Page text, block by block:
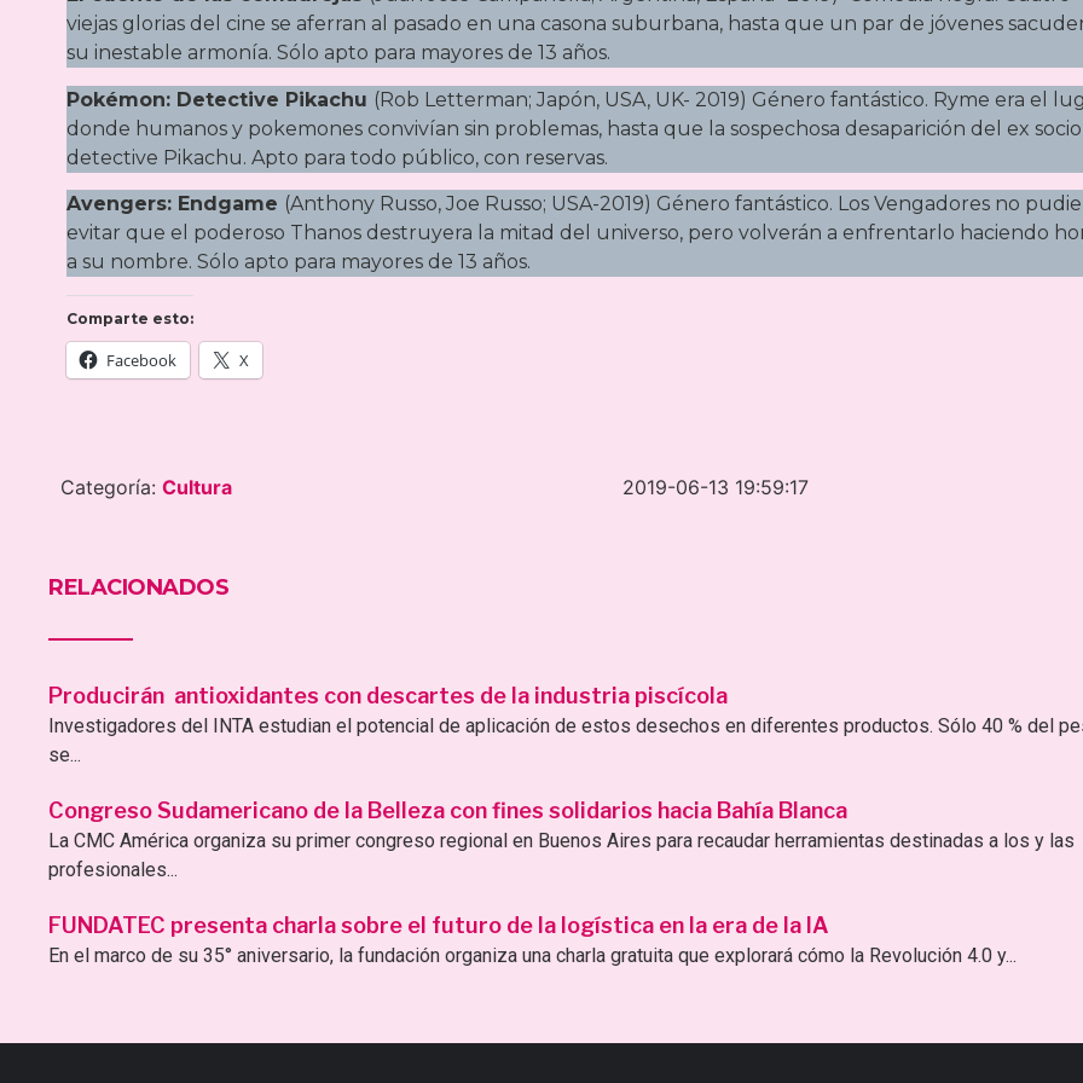
viejas glorias del cine se aferran al pasado en una casona suburbana, hasta que un par de jóvenes
su inestable armonía. Sólo apto para mayores de 13 años.
Pokémon: Detective Pikachu (Rob Letterman; Japón, USA, UK- 2019) Género fantástico. Ryme era el
donde humanos y pokemones convivían sin problemas, hasta que la sospechosa desaparición del ex socio
detective Pikachu. Apto para todo público, con reservas.
Avengers: Endgame (Anthony Russo, Joe Russo; USA-2019) Género fantástico. Los Vengadores no
evitar que el poderoso Thanos destruyera la mitad del universo, pero volverán a enfrentarlo haciendo
a su nombre. Sólo apto para mayores de 13 años.
Comparte esto:
Facebook X
Categoría: Cultura 2019-06-13 19:59:17
RELACIONADOS
Producirán antioxidantes con descartes de la industria piscícola
Investigadores del INTA estudian el potencial de aplicación de estos desechos en diferentes productos. Sólo 40 % del
se...
Congreso Sudamericano de la Belleza con fines solidarios hacia Bahía Blanca
La CMC América organiza su primer congreso regional en Buenos Aires para recaudar herramientas destinadas a los y las
profesionales...
FUNDATEC presenta charla sobre el futuro de la logística en la era de la IA
En el marco de su 35° aniversario, la fundación organiza una charla gratuita que explorará cómo la Revolución 4.0 y...